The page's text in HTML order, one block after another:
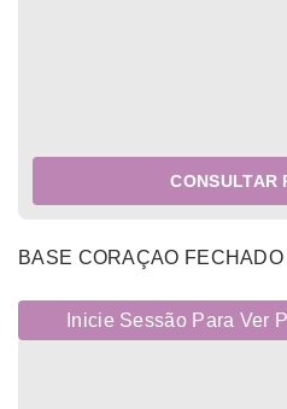
CONSULTAR
BASE CORAÇAO
Inicie Sessão Para Ver